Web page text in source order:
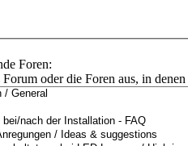
Foren:
Forum oder die Foren aus, in